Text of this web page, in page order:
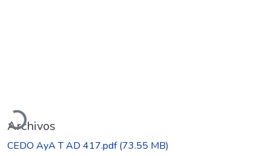
Cargando...
Archivos
CEDO AyA T AD 417.pdf(73.55 MB)